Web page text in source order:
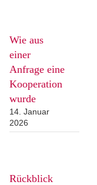
Wie aus
einer
Anfrage eine
Kooperation
wurde
14. Januar
2026
Rückblick